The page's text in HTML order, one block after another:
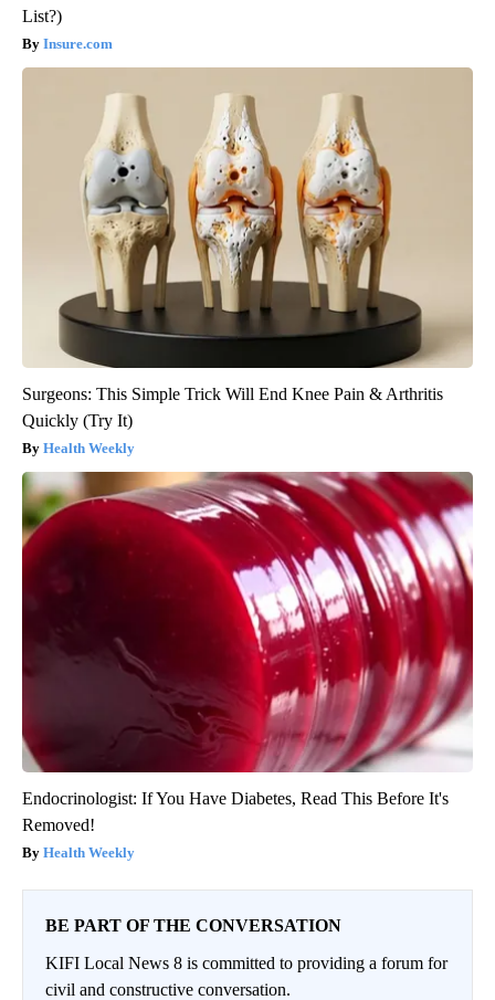
List?)
Insure.com
Surgeons: This Simple Trick Will End Knee Pain & Arthritis
Quickly (Try It)
Health Weekly
Endocrinologist: If You Have Diabetes, Read This Before It's
Removed!
Health Weekly
BE PART OF THE CONVERSATION
KIFI Local News 8 is committed to providing a forum for
civil and constructive conversation.